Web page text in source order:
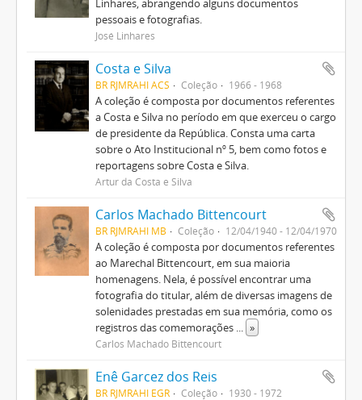
Linhares, abrangendo alguns documentos
pessoais e fotografias.
José Linhares
Costa e Silva
BR RJMRAHI ACS Coleção 1966 - 1968
A coleção é composta por documentos referentes
a Costa e Silva no período em que exerceu o cargo
de presidente da República. Consta uma carta
sobre o Ato Institucional nº 5, bem como fotos e
reportagens sobre Costa e Silva.
Artur da Costa e Silva
Carlos Machado Bittencourt
BR RJMRAHI MB Coleção 12/04/1940 - 12/04/1970
A coleção é composta por documentos referentes
ao Marechal Bittencourt, em sua maioria
homenagens. Nela, é possível encontrar uma
fotografia do titular, além de diversas imagens de
solenidades prestadas em sua memória, como os
registros das comemorações ... »
Carlos Machado Bittencourt
Enê Garcez dos Reis
BR RJMRAHI EGR Coleção 1930 - 1972